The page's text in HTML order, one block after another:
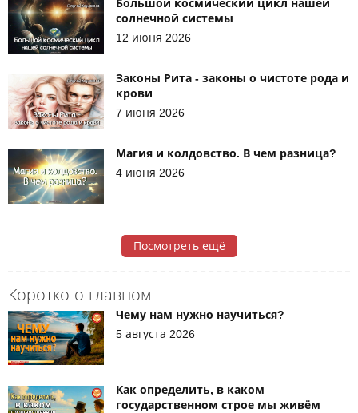
Коротко о главном
Чему нам нужно научиться?
5 августа 2026
Как определить, в каком
государственном строе мы живём
Большой космический цикл нашей
солнечной системы
12 июня 2026
Законы Рита - законы о чистоте рода и
крови
7 июня 2026
Магия и колдовство. В чем разница?
4 июня 2026
Посмотреть ещё